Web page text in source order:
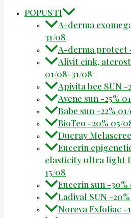
POPUSTI
A-derma
31/08
A-derma protect
Alivit cink,
01/08-31/08
Apivita bee SUN
Avene sun -25%
Babe sun -22%
BioTeo -20% 05/
Ducray
Eucerin
elasticity ultra light
15/08
Eucerin sun -30%
Ladival SUN -
Noreva Exfoliac -